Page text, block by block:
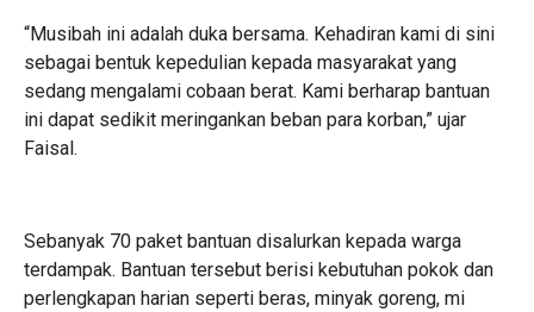
“Musibah ini adalah duka bersama. Kehadiran kami di sini
sebagai bentuk kepedulian kepada masyarakat yang
sedang mengalami cobaan berat. Kami berharap bantuan
ini dapat sedikit meringankan beban para korban,” ujar
Faisal.
Sebanyak 70 paket bantuan disalurkan kepada warga
terdampak. Bantuan tersebut berisi kebutuhan pokok dan
perlengkapan harian seperti beras, minyak goreng, mi